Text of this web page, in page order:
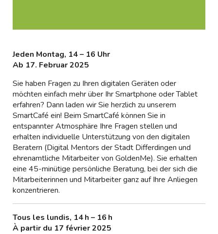
Jeden Montag, 14 – 16 Uhr
Ab 17. Februar 2025
Sie haben Fragen zu Ihren digitalen Geräten oder
möchten einfach mehr über Ihr Smartphone oder Tablet
erfahren? Dann laden wir Sie herzlich zu unserem
SmartCafé ein! Beim SmartCafé können Sie in
entspannter Atmosphäre Ihre Fragen stellen und
erhalten individuelle Unterstützung von den digitalen
Beratern (Digital Mentors der Stadt Differdingen und
ehrenamtliche Mitarbeiter von GoldenMe). Sie erhalten
eine 45-minütige persönliche Beratung, bei der sich die
Mitarbeiterinnen und Mitarbeiter ganz auf Ihre Anliegen
konzentrieren.
Tous les lundis, 14 h – 16 h
À partir du 17 février 2025